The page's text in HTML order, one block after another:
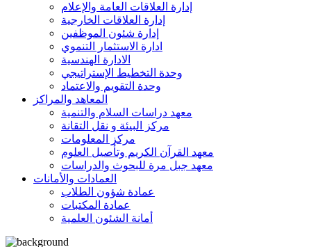
إدارة العلاقات العامة والإعلام
إدارة العلاقات الخارجية
إدارة شئون الموظفين
ادارة الاستثمار التنموي
الادارة الهندسية
وحدة التخطيط الإستراتيجي
وحدة التقويم والاعتماد
المعاهد والمراكز
معهد دراسات السلام والتنمية
مركز البيئة و نقل التقانة
مركز المعلومات
معهد القرآن الكريم وتأصيل العلوم
معهد جبل مرة للبحوث والدراسات
العمادات والأمانات
عمادة شؤون الطلاب
عمادة المكتبات
أمانة الشئون العلمية